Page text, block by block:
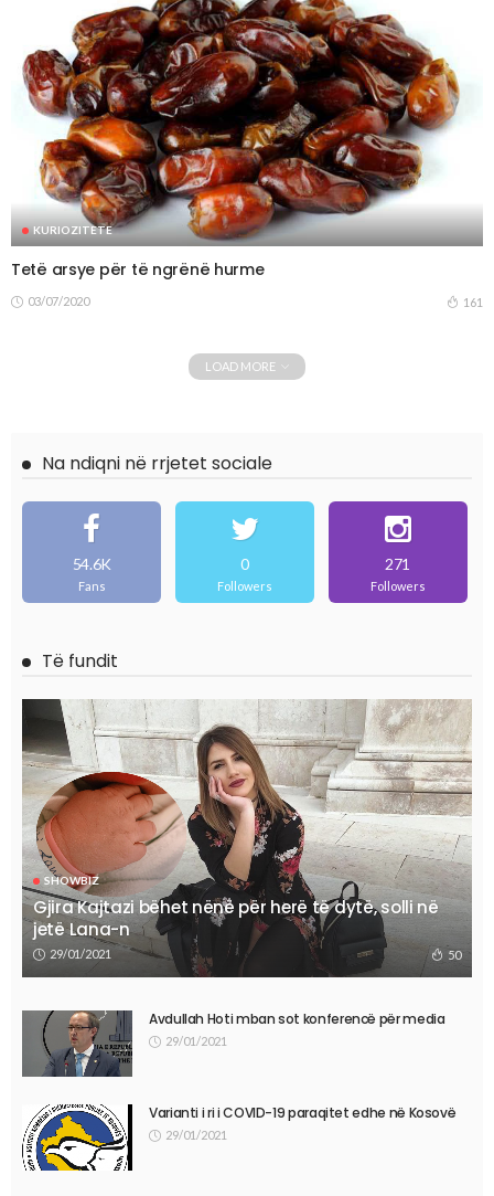
KURIOZITETE
Tetë arsye për të ngrënë hurme
03/07/2020 161
LOAD MORE
Na ndiqni në rrjetet sociale
54.6K
Fans
0
Followers
271
Followers
Të fundit
SHOWBIZ
Gjira Kajtazi bëhet nënë për herë të dytë, solli në
jetë Lana-n
29/01/2021 50
Avdullah Hoti mban sot konferencë për media
29/01/2021
Varianti i ri i COVID-19 paraqitet edhe në Kosovë
29/01/2021